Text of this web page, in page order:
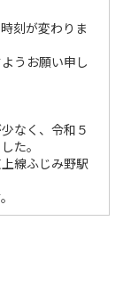
刻が変わりま
うお願い申し
なく、令和５
た。
線ふじみ野駅